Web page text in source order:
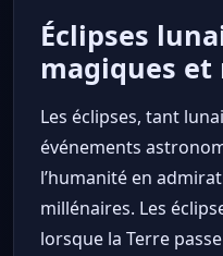
Éclipses
magiques et
Les éclipses, tant
événements
l’humanité en
millénaires. Les
lorsque la Terre